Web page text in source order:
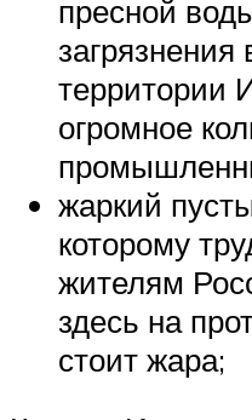
пресной
загрязнения
территории
огромное
жаркий
которому
жителям
здесь на
стоит жара;